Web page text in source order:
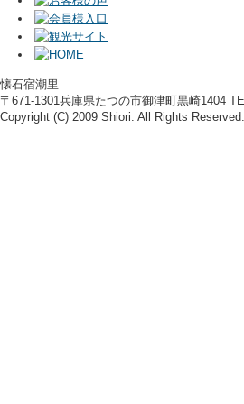
懐石宿潮里
〒671-1301兵庫県たつの市御津町黒崎1404
Copyright (C) 2009 Shiori. All Rights Reserved.